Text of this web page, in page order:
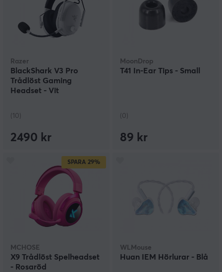
Razer
BlackShark V3 Pro
Trådlöst Gaming
Headset - Vit
(10)
2490 kr
MoonDrop
T41 In-Ear Tips - Small
(0)
89 kr
SPARA 29%
MCHOSE
X9 Trådlöst Spelheadset
- Rosaröd
WLMouse
Huan IEM Hörlurar - Blå